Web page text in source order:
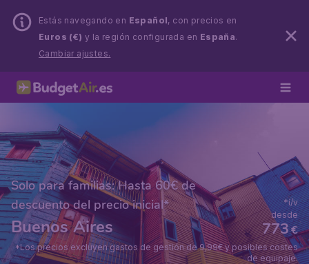
Estás navegando en Español, con precios en
Euros (€) y la región configurada en España.
Cambiar ajustes.
Solo para familias: Hasta 60€ de
descuento del precio inicial*
Buenos Aires €
773
*i/v
desde
*Los precios excluyen gastos de gestión de 9,99€ y posibles costes
de equipaje.